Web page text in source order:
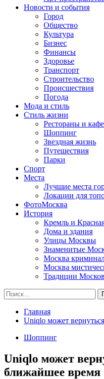
Новости и события
Город
Общество
Культура
Бизнес
Финансы
Здоровье
Транспорт
Строительство
Происшествия
Погода
Мода и стиль
Стиль жизни
Рестораны и кафе
Шоппинг
Звездная жизнь
Путешествия
Парки
Спорт
Места
Лучшие места
Локации для
ФотоМосква
История
Кремль и
Дома и здания
Улицы Москвы
Знаменитые
Москва
Москва
Традиции
Найти:
Главная
Uniqlo может
Шоппинг
Uniqlo может
ближайшее время